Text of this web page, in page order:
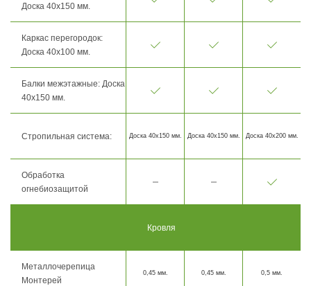
Доска 40х150 мм.
Каркас перегородок:
Доска 40х100 мм.
Балки межэтажные: Доска
40х150 мм.
Стропильная система: Доска 40х150 мм. Доска 40х150 мм. Доска 40х200 мм.
Обработка
огнебиозащитой
Кровля
Металлочерепица
Монтерей
0,45 мм. 0,45 мм. 0,5 мм.